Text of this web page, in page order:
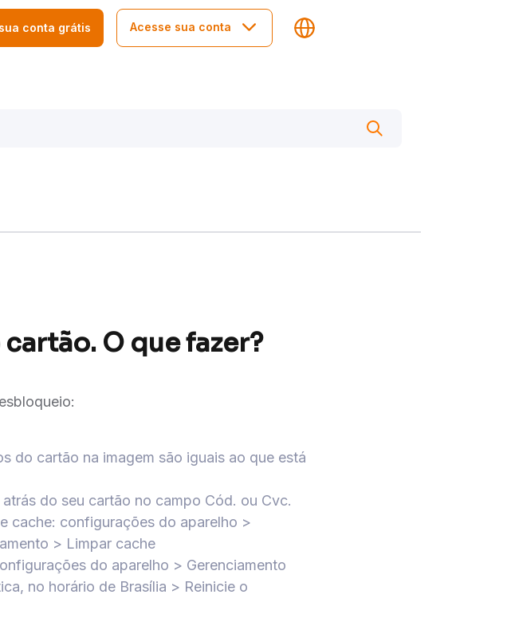
conta grátis Acesse sua conta
O que fazer?
do cartão na imagem são iguais ao que está
do seu cartão no campo Cód. ou Cvc.
cache: configurações do aparelho >
> Limpar cache
do aparelho > Gerenciamento
no horário de Brasília > Reinicie o